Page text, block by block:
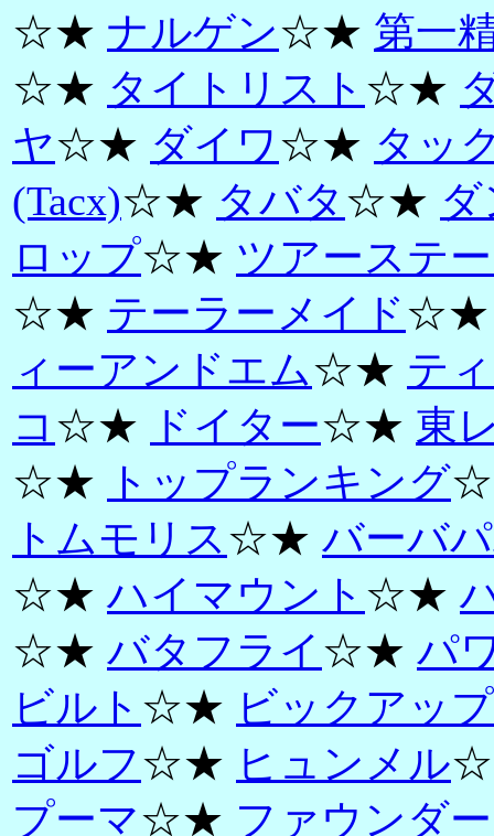
☆★ ナルゲン☆★ 第一
☆★ タイトリスト ☆★
ヤ☆★ ダイワ☆★ タッ
(Tacx)☆★ タバタ ☆★
ロップ☆★ ツアーステ
☆★ テーラーメイド
ィーアンドエム☆★ テ
コ ☆★ ドイター☆★ 東
☆★
トップランキング
トムモリス☆★ バーバ
☆★ハイマウント ☆★
☆★ バタフライ ☆★ パ
ビルト ☆★ ビックアッ
ゴルフ☆★ ヒュンメル
プーマ☆★ ファウンダ